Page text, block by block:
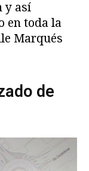
y así
en toda la
Marqués
de